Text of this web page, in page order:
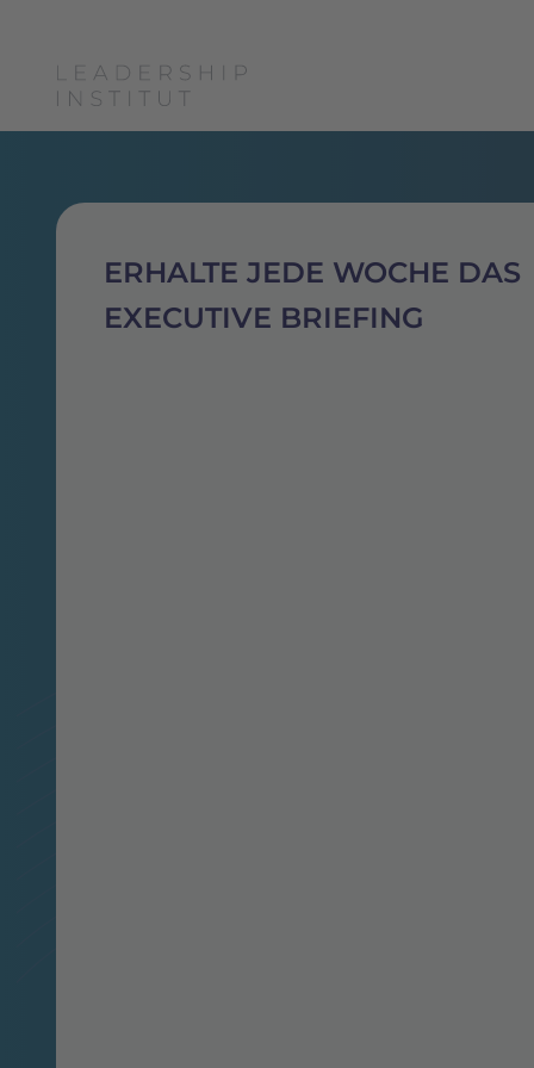
ERHALTE JEDE WOCHE DAS
EXECUTIVE BRIEFING